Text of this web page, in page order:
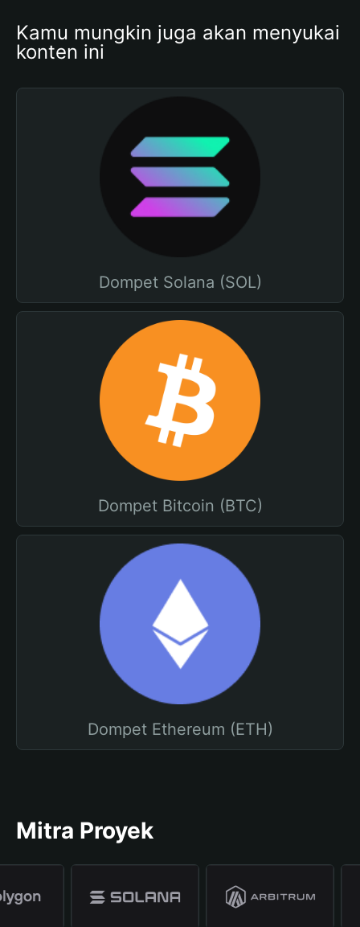
Kamu mungkin juga akan menyukai
konten ini
Dompet Solana (SOL)
Dompet Bitcoin (BTC)
Dompet Ethereum (ETH)
Mitra Proyek